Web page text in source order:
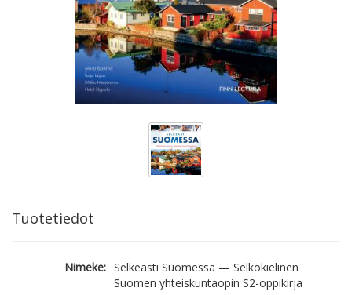
Tuotetiedot
Nimeke: Selkeästi Suomessa — Selkokielinen
Suomen yhteiskuntaopin S2-oppikirja